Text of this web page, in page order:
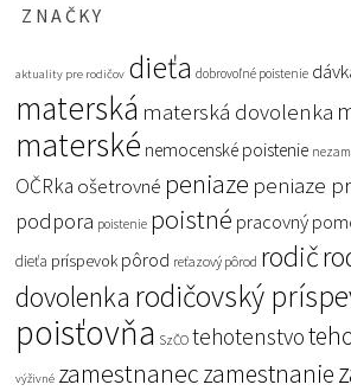
ZNAČKY
aktuality pre rodičov dieťa dobrovoľné poistenie
materská materská dovolenka
materské nemocenské poistenie
OČRka ošetrovné peniaze peniaze
podpora poistenie poistné pracovný
dieťa príspevok pôrod reťazový pôrod rodič
dovolenka rodičovský
poisťovňa SzČO tehotenstvo
výživné zamestnaneczamestnanie